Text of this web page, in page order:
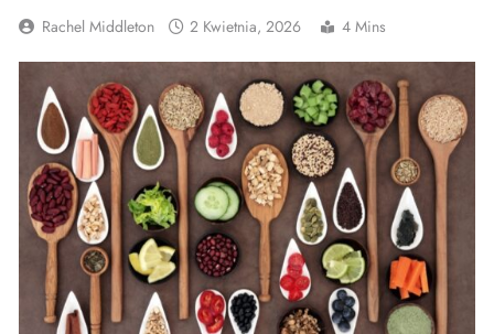
Rachel Middleton 2 Kwietnia, 2026 4 Mins